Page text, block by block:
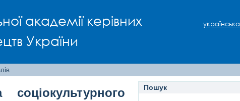
академії керівних
України
українська
Пошук